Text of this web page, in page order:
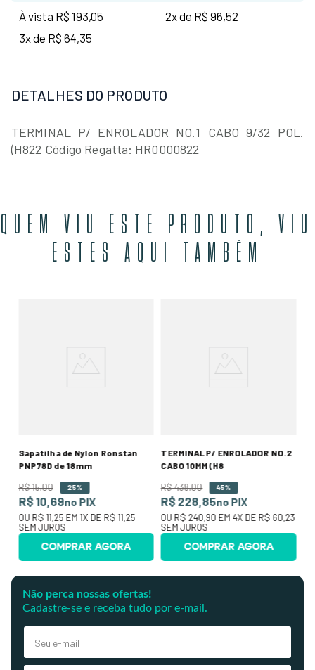
À vista R$ 193,05
2x de R$ 96,52
3x de R$ 64,35
DETALHES DO PRODUTO
TERMINAL P/ ENROLADOR NO.1 CABO 9/32 POL.
(H822 Código Regatta: HR0000822
QUEM VIU ESTE PRODUTO, VIU
ESTES AQUI TAMBÉM
Sapatilha de Nylon Ronstan
PNP78D de 18mm
R$15,00 25%
R$ 10,69no PIX
OU R$ 11,25 EM1X DE R$ 11,25
SEM JUROS
COMPRAR AGORA
TERMINAL P/ ENROLADOR NO.2
CABO 10MM (H8
R$438,00 45%
R$ 228,85no PIX
OU R$ 240,90 EM 4X DE R$ 60,23
SEM JUROS
COMPRAR AGORA
Não perca nossas ofertas!
Cadastre-se e receba tudo por e-mail.